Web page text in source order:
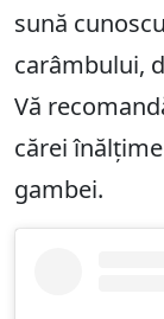
sună
carâmbului,
Vă
cărei
gambei.